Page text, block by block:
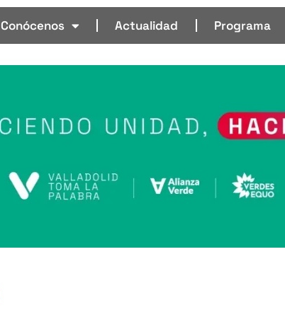
Conócenos Actualidad Programa